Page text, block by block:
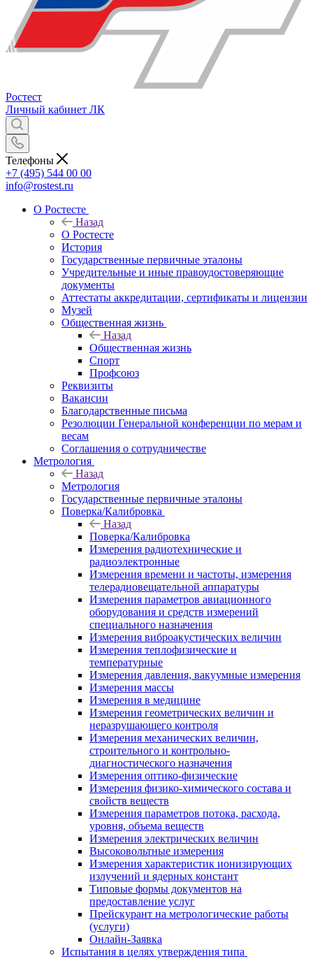
Ростест
Личный кабинет ЛК
Телефоны
+7 (495) 544 00 00
info@rostest.ru
О Ростесте
Назад
О Ростесте
История
Государственные первичные эталоны
Учредительные и иные правоудостоверяющие
документы
Аттестаты аккредитации, сертификаты и лицензии
Музей
Общественная жизнь
Назад
Общественная жизнь
Спорт
Профсоюз
Реквизиты
Вакансии
Благодарственные письма
Резолюции Генеральной конференции по мерам и
весам
Соглашения о сотрудничестве
Метрология
Назад
Метрология
Государственные первичные эталоны
Поверка/Калибровка
Назад
Поверка/Калибровка
Измерения радиотехнические и
радиоэлектронные
Измерения времени и частоты, измерения
телерадиовещательной аппаратуры
Измерения параметров авиационного
оборудования и средств измерений
специального назначения
Измерения виброакустических величин
Измерения теплофизические и
температурные
Измерения давления, вакуумные измерения
Измерения массы
Измерения в медицине
Измерения геометрических величин и
неразрушающего контроля
Измерения механических величин,
строительного и контрольно-
диагностического назначения
Измерения оптико-физические
Измерения физико-химического состава и
свойств веществ
Измерения параметров потока, расхода,
уровня, объема веществ
Измерения электрических величин
Высоковольтные измерения
Измерения характеристик ионизирующих
излучений и ядерных констант
Типовые формы документов на
предоставление услуг
Прейскурант на метрологические работы
(услуги)
Онлайн-Заявка
Испытания в целях утверждения типа